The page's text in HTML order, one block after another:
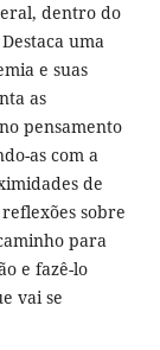
dentro do
uma
e suas
as
pensamento
as com a
de
sobre
para
e fazê-lo
vai se